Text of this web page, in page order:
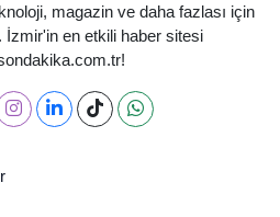
magazin ve daha fazlası için
İzmir'in en etkili haber sitesi